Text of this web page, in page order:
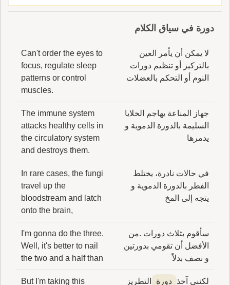
دورة في سياق الكلام
لا يمكن أن يأمر العين
بالتركيز أو تنظيم دورات
النوم أو التحكم بالعضلات
Can't order the eyes to
focus, regulate sleep
patterns or control
muscles.
جهاز المناعة يهاجم الخلايا
السليمة بالدورة الدموية و
يدمرها
The immune system
attacks healthy cells in
the circulatory system
and destroys them.
في حالات نادرة، يختلط
الفطر بالدورة الدموية و
يتجه إلى المخ
In rare cases, the fungi
travel up the
bloodstream and latch
onto the brain,
سأقوم بثلاث دورات .من
الأفضل أن تقومي بدورتين
و نصف بدلاً
I'm gonna do the three.
Well, it's better to nail
the two and a half than
لكنني آخذ دورة
التطريز
But I'm taking this